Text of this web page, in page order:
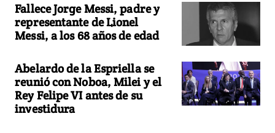
Fallece Jorge Messi, padre y
representante de Lionel
Messi, a los 68 años de edad
Abelardo de la Espriella se
reunió con Noboa, Milei y el
Rey Felipe VI antes de su
investidura